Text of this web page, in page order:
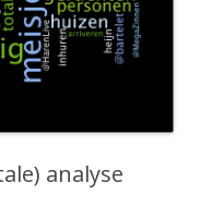
analyse